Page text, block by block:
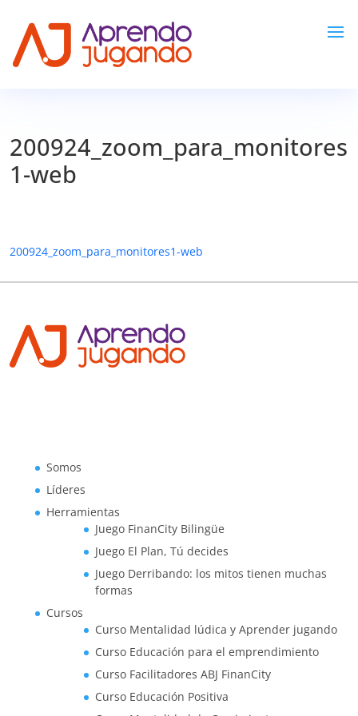
200924_zoom_para_monitores
1-web
200924_zoom_para_monitores1-web
Somos
Líderes
Herramientas
Juego FinanCity Bilingüe
Juego El Plan, Tú decides
Juego Derribando: los mitos tienen muchas
formas
Cursos
Curso Mentalidad lúdica y Aprender jugando
Curso Educación para el emprendimiento
Curso Facilitadores ABJ FinanCity
Curso Educación Positiva